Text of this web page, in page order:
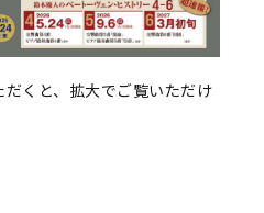
くと、拡大でご覧いただけ